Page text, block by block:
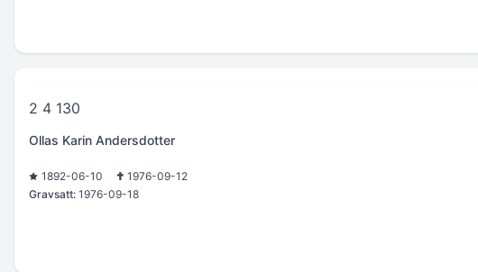
2 4 130
Ollas Karin Andersdotter
1892-06-10
1976-09-12
Gravsatt: 1976-09-18